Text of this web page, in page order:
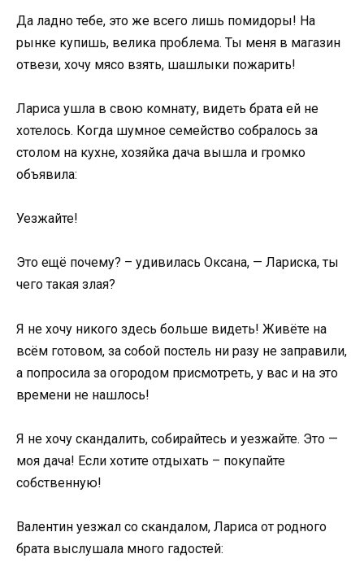
Да ладно тебе, это же всего лишь помидоры! На
рынке купишь, велика проблема. Ты меня в магазин
отвези, хочу мясо взять, шашлыки пожарить!
Лариса ушла в свою комнату, видеть брата ей не
хотелось. Когда шумное семейство собралось за
столом на кухне, хозяйка дача вышла и громко
объявила:
Уезжайте!
Это ещё почему? – удивилась Оксана, — Лариска, ты
чего такая злая?
Я не хочу никого здесь больше видеть! Живёте на
всём готовом, за собой постель ни разу не заправили,
а попросила за огородом присмотреть, у вас и на это
времени не нашлось!
Я не хочу скандалить, собирайтесь и уезжайте. Это —
моя дача! Если хотите отдыхать – покупайте
собственную!
Валентин уезжал со скандалом, Лариса от родного
брата выслушала много гадостей: